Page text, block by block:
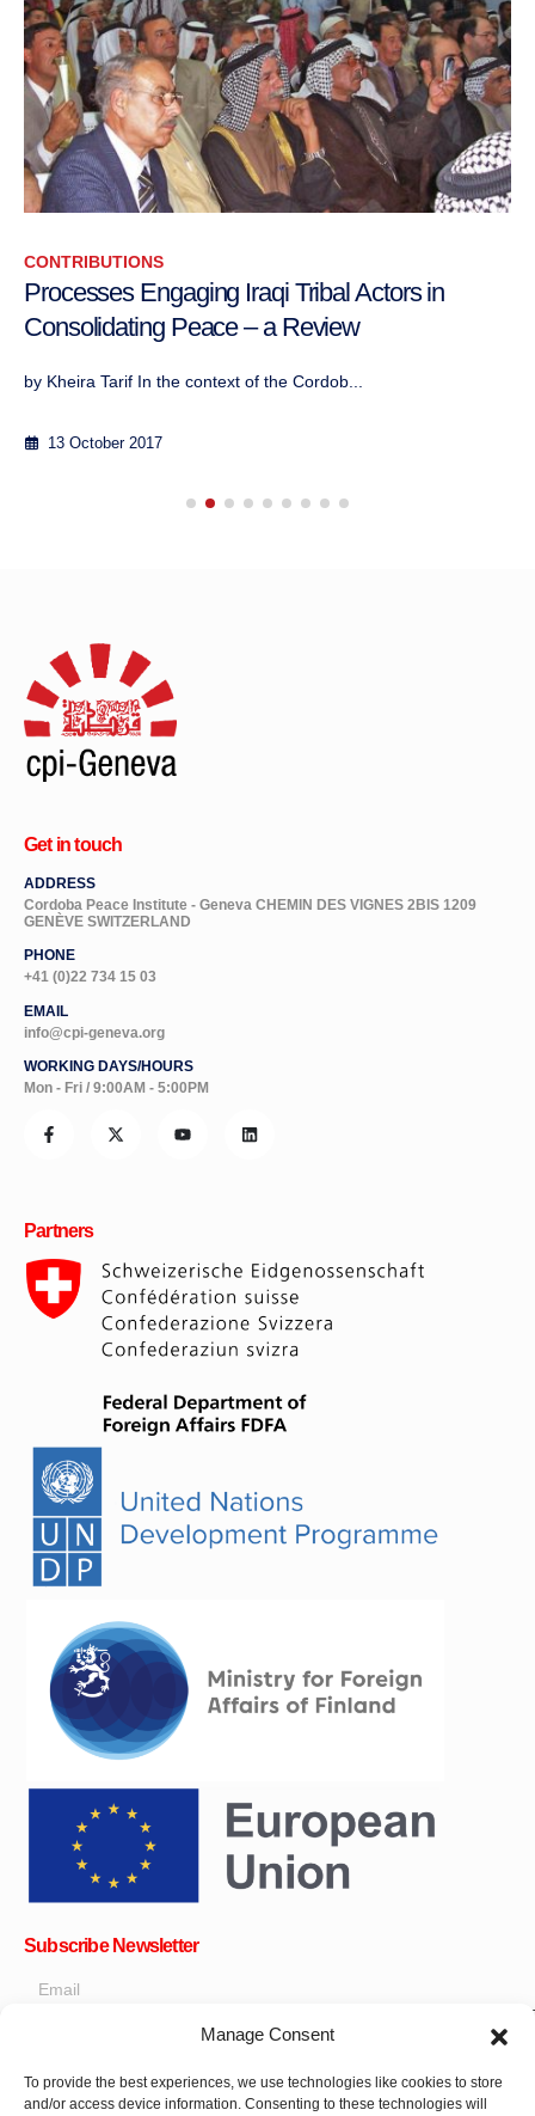
Manage Consent
To provide the best experiences, we use technologies like cookies to store
and/or access device information. Consenting to these technologies will
CONTRIBUTIONS
Processes Engaging Iraqi Tribal Actors in
Consolidating Peace – a Review
by Kheira Tarif In the context of the Cordob...
13 October 2017
Get in touch
ADDRESS
Cordoba Peace Institute - Geneva CHEMIN DES VIGNES 2BIS 1209
GENÈVE SWITZERLAND
PHONE
+41 (0)22 734 15 03
EMAIL
info@cpi-geneva.org
WORKING DAYS/HOURS
Mon - Fri / 9:00AM - 5:00PM
Partners
Subscribe Newsletter
Get all the latest information on news, events and updates. Sign